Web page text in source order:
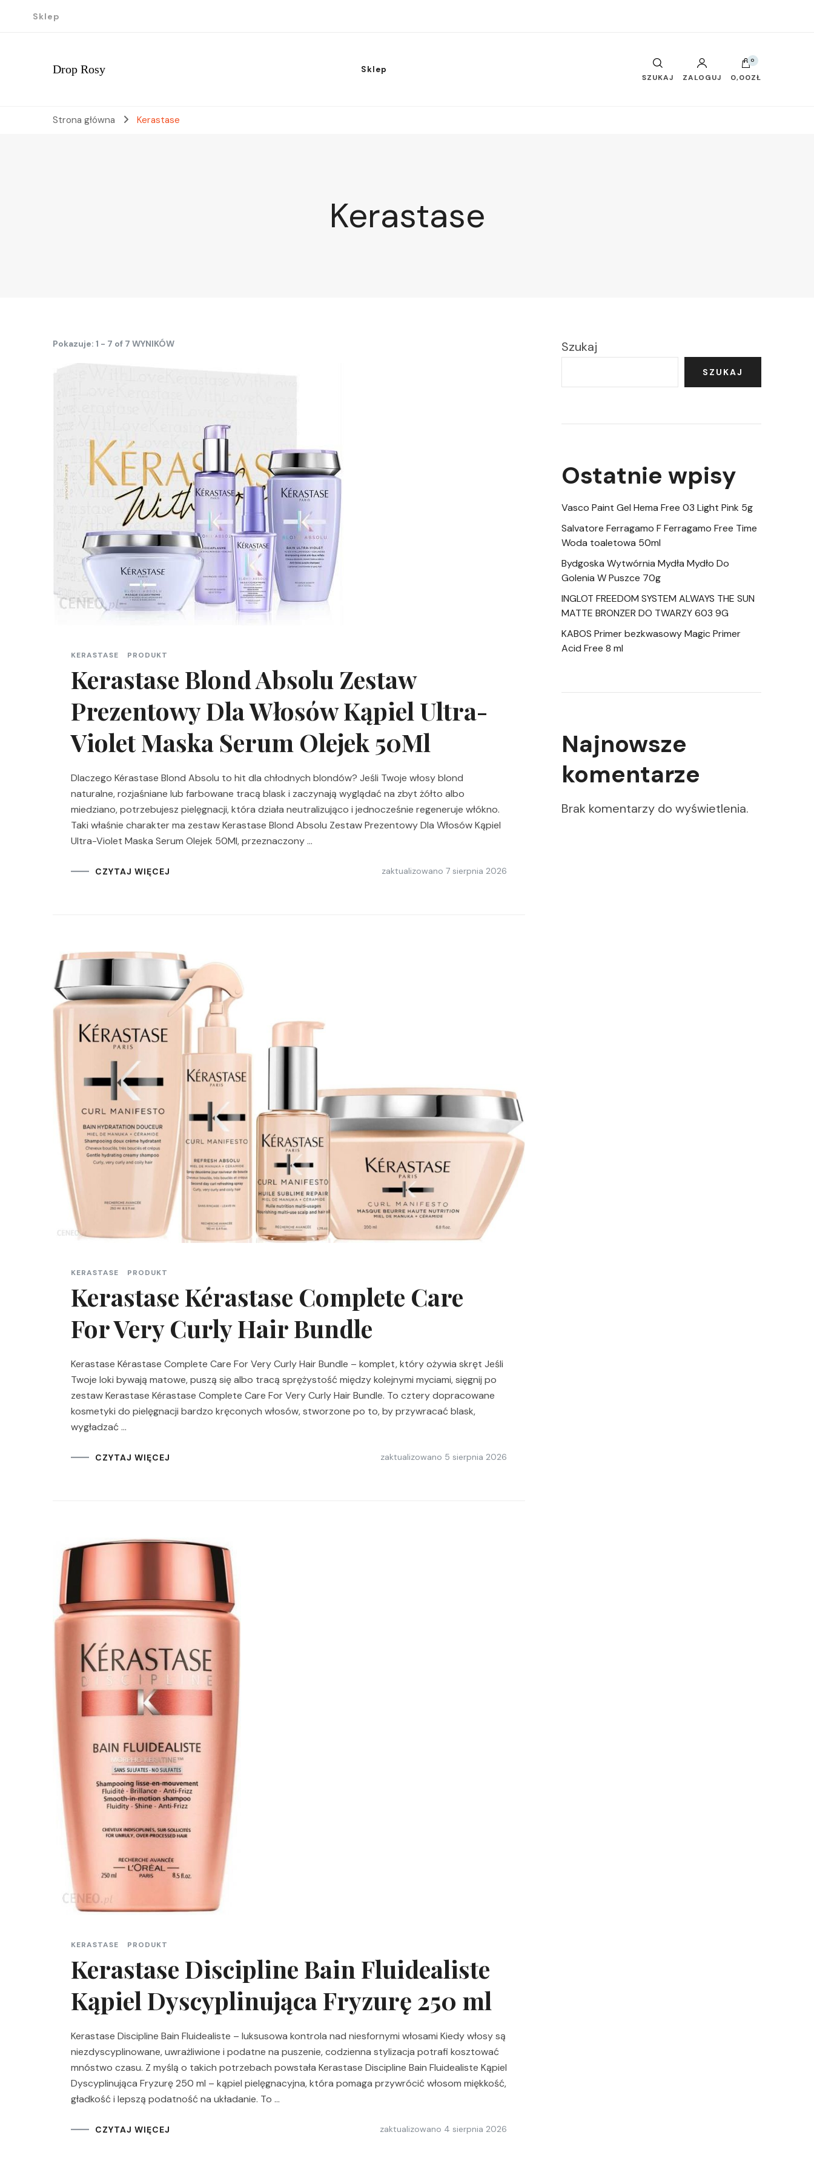
Sklep
Drop Rosy Sklep
SZUKAJ ZALOGUJ
0
0,00ZŁ
Strona główna Kerastase
Kerastase
Pokazuje: 1 - 7 of 7 WYNIKÓW
KERASTASE PRODUKT
Kerastase Blond Absolu Zestaw
Prezentowy Dla Włosów Kąpiel Ultra-
Violet Maska Serum Olejek 50Ml
Dlaczego Kérastase Blond Absolu to hit dla chłodnych blondów? Jeśli Twoje włosy blond
naturalne, rozjaśniane lub farbowane tracą blask i zaczynają wyglądać na zbyt żółto albo
miedziano, potrzebujesz pielęgnacji, która działa neutralizująco i jednocześnie regeneruje włókno.
Taki właśnie charakter ma zestaw Kerastase Blond Absolu Zestaw Prezentowy Dla Włosów Kąpiel
Ultra-Violet Maska Serum Olejek 50Ml, przeznaczony …
CZYTAJ WIĘCEJ zaktualizowano 7 sierpnia 2026
KERASTASE PRODUKT
Kerastase Kérastase Complete Care
For Very Curly Hair Bundle
Kerastase Kérastase Complete Care For Very Curly Hair Bundle – komplet, który ożywia skręt Jeśli
Twoje loki bywają matowe, puszą się albo tracą sprężystość między kolejnymi myciami, sięgnij po
zestaw Kerastase Kérastase Complete Care For Very Curly Hair Bundle. To cztery dopracowane
kosmetyki do pielęgnacji bardzo kręconych włosów, stworzone po to, by przywracać blask,
wygładzać …
CZYTAJ WIĘCEJ zaktualizowano 5 sierpnia 2026
KERASTASE PRODUKT
Kerastase Discipline Bain Fluidealiste
Kąpiel Dyscyplinująca Fryzurę 250 ml
Kerastase Discipline Bain Fluidealiste – luksusowa kontrola nad niesfornymi włosami Kiedy włosy są
niezdyscyplinowane, uwrażliwione i podatne na puszenie, codzienna stylizacja potrafi kosztować
mnóstwo czasu. Z myślą o takich potrzebach powstała Kerastase Discipline Bain Fluidealiste Kąpiel
Dyscyplinująca Fryzurę 250 ml – kąpiel pielęgnacyjna, która pomaga przywrócić włosom miękkość,
gładkość i lepszą podatność na układanie. To …
CZYTAJ WIĘCEJ zaktualizowano 4 sierpnia 2026
Szukaj
SZUKAJ
Ostatnie wpisy
Vasco Paint Gel Hema Free 03 Light Pink 5g
Salvatore Ferragamo F Ferragamo Free Time
Woda toaletowa 50ml
Bydgoska Wytwórnia Mydła Mydło Do
Golenia W Puszce 70g
INGLOT FREEDOM SYSTEM ALWAYS THE SUN
MATTE BRONZER DO TWARZY 603 9G
KABOS Primer bezkwasowy Magic Primer
Acid Free 8 ml
Najnowsze
komentarze
Brak komentarzy do wyświetlenia.